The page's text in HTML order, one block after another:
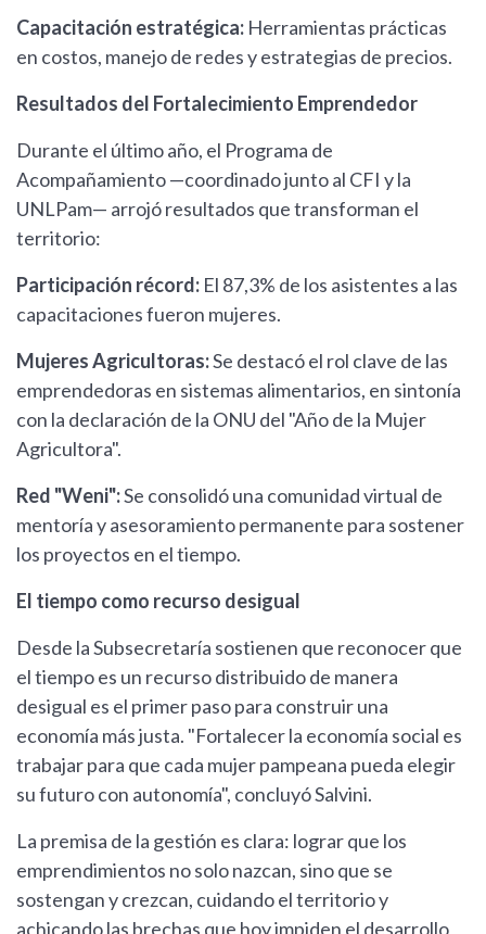
Capacitación estratégica: Herramientas prácticas
en costos, manejo de redes y estrategias de precios.
Resultados del Fortalecimiento Emprendedor
Durante el último año, el Programa de
Acompañamiento —coordinado junto al CFI y la
UNLPam— arrojó resultados que transforman el
territorio:
Participación récord: El 87,3% de los asistentes a las
capacitaciones fueron mujeres.
Mujeres Agricultoras:Se destacó el rol clave de las
emprendedoras en sistemas alimentarios, en sintonía
con la declaración de la ONU del "Año de la Mujer
Agricultora".
Red "Weni":Se consolidó una comunidad virtual de
mentoría y asesoramiento permanente para sostener
los proyectos en el tiempo.
El tiempo como recurso desigual
Desde la Subsecretaría sostienen que reconocer que
el tiempo es un recurso distribuido de manera
desigual es el primer paso para construir una
economía más justa. "Fortalecer la economía social es
trabajar para que cada mujer pampeana pueda elegir
su futuro con autonomía", concluyó Salvini.
La premisa de la gestión es clara: lograr que los
emprendimientos no solo nazcan, sino que se
sostengan y crezcan, cuidando el territorio y
achicando las brechas que hoy impiden el desarrollo